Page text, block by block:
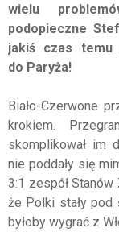
wielu
podopieczne
jakiś czas temu
do Paryża!
Biało-Czerwone
krokiem.
skomplikował im
nie poddały się
3:1 zespół Stanów
że Polki stały pod
byłoby wygrać z